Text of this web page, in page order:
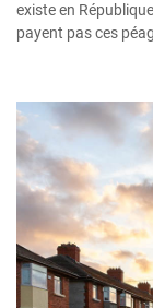
existe en
payent pas ces